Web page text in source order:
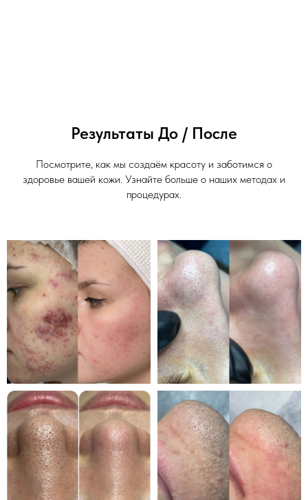
Результаты До / После
Посмотрите, как мы создаём красоту и заботимся о
здоровье вашей кожи. Узнайте больше о наших методах и
процедурах.